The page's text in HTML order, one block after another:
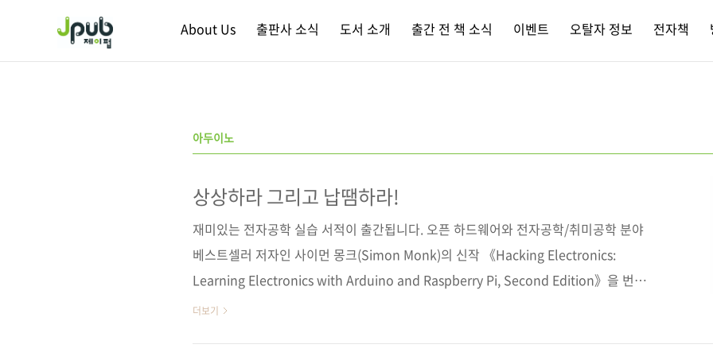
About Us 출판사 소식 도서 소개 출간 전 책 소식 이벤트 오탈자 정보 전자책
아두이노
상상하라 그리고 납땜하라!
재미있는 전자공학 실습 서적이 출간됩니다. 오픈 하드웨어와 전자공학/취미공학 분야
베스트셀러 저자인 사이먼 몽크(Simon Monk)의 신작 《Hacking Electronics:
Learning Electronics with Arduino and Raspberry Pi, Second Edition》을 번역
한 《해킹 일렉트로닉스: 아두이노와 라즈베리 파이로 배우는 전자공학》이 바로 그 책
더보기